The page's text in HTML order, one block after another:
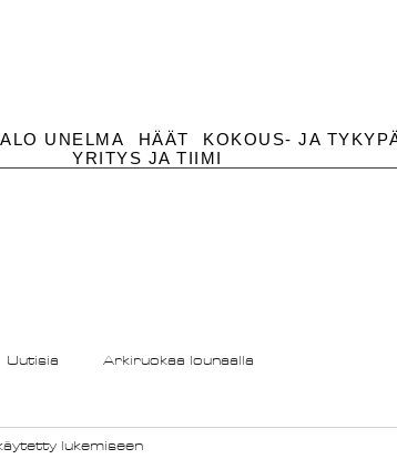
UNELMA HÄÄT
KOKOUS- JA
YRITYS JA TIIMI
Uutisia Arkiruokaa lounaalla
lukemiseen